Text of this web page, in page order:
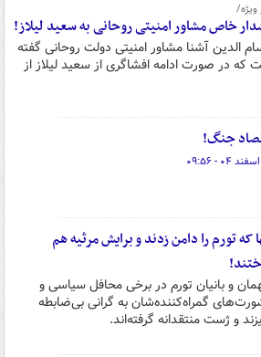
ویژه/
خاص مشاور امنیتی روحانی به سعید لیلاز!
الدین آشنا مشاور امنیتی دولت روحانی گفته
که در صورت ادامه افشاگری از سعید لیلاز از
جنگ!
که تورم را دامن زدند و برایش مرثیه هم
و بانیان تورم در برخی محافل سیاسی و
گمراه‌کننده‌شان به گرانی بی‌ضابطه
و ژست منتقدانه گرفته‌اند.